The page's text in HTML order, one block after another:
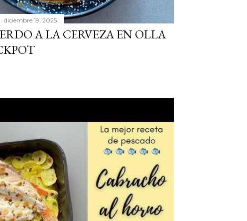
diciembre 19, 2025
A LA CERVEZA EN OLLA